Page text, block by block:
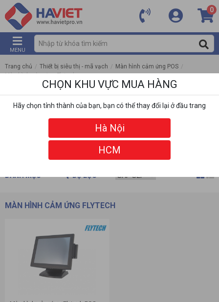
0
MENU
Trang chủ / Thiết bị siêu thị - mã vạch / Màn hình cảm ứng POS /
Màn hình cảm ứng Flytech
DANH MỤC BỘ LỌC
MÀN HÌNH CẢM ỨNG FLYTECH
CHỌN KHU VỰC MUA HÀNG
Hãy chọn tỉnh thành của bạn, bạn có thể thay đổi lại ở đầu trang
Hà Nội
HCM